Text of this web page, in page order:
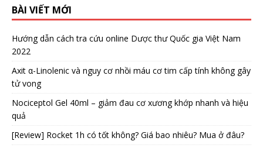
BÀI VIẾT MỚI
Hướng dẫn cách tra cứu online Dược thư Quốc gia Việt Nam
2022
Axit α-Linolenic và nguy cơ nhồi máu cơ tim cấp tính không gây
tử vong
Nociceptol Gel 40ml – giảm đau cơ xương khớp nhanh và hiệu
quả
[Review] Rocket 1h có tốt không? Giá bao nhiêu? Mua ở đâu?